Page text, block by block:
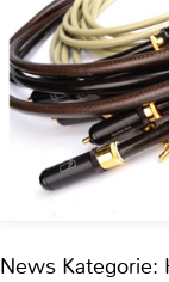
News Kategorie: